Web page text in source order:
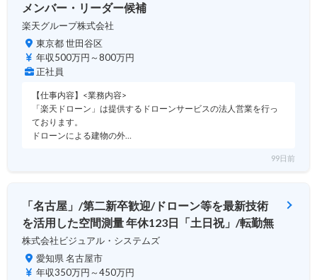
メンバー・リーダー候補
楽天グループ株式会社
東京都 世田谷区
年収500万円～800万円
正社員
【仕事内容】<業務内容>
「楽天ドローン」は提供するドローンサービスの法人営業を行っ
ております。
ドローンによる建物の外…
99日前
「名古屋」/第二新卒歓迎/ドローン等を最新技術
を活用した空間測量 年休123日「土日祝」/転勤無
株式会社ビジュアル・システムズ
愛知県 名古屋市
年収350万円～450万円